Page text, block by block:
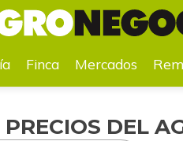
Remedios
Finca Mercados
PRECIOS DEL